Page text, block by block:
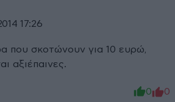
17:26
που σκοτώνουν για 10 ευρώ,
αξιέπαινες.
0 0